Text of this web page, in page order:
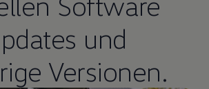
und
Versionen.